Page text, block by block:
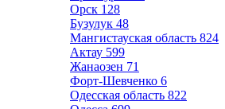
Орск 128
Бузулук 48
Мангистауская область 824
Актау 599
Жанаозен 71
Форт-Шевченко 6
Одесская область 822